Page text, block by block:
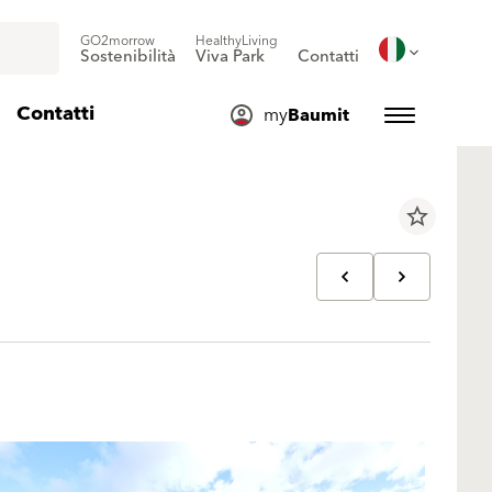
GO2morrow
Sostenibilità
HealthyLiving
Viva Park Contatti
Contatti myBaumit
star_border